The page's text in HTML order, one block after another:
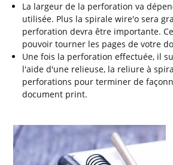
La largeur de la perforation va
utilisée. Plus la spirale wire'o sera
perforation devra être importante.
pouvoir tourner les pages de votre
Une fois la perforation effectuée, il
l'aide d'une relieuse, la reliure à
perforations pour terminer de
document print.